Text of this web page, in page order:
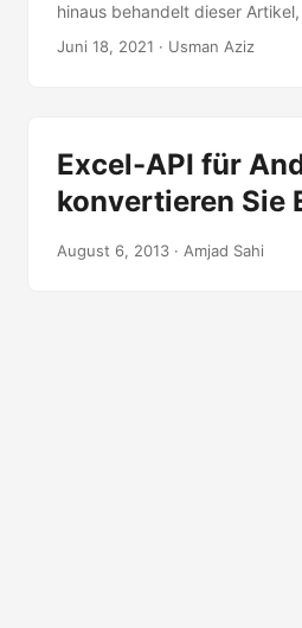
hinaus behandelt dieser
generieren, Formeln
Juni 18, 2021 · Usman Aziz
Excel-API für
konvertieren Sie
August 6, 2013 · Amjad Sahi